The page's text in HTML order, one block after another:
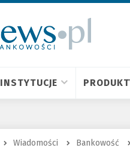
INSTYTUCJE
Wiadomości Bankowość